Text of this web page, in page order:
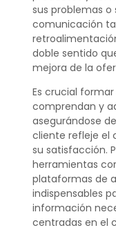
sus problemas o
comunicación
doble sentido
mejora de la
Es crucial
comprendan y
asegurándose
cliente refleje el
su satisfacción.
herramientas
plataformas de
indispensables
información
centradas en el